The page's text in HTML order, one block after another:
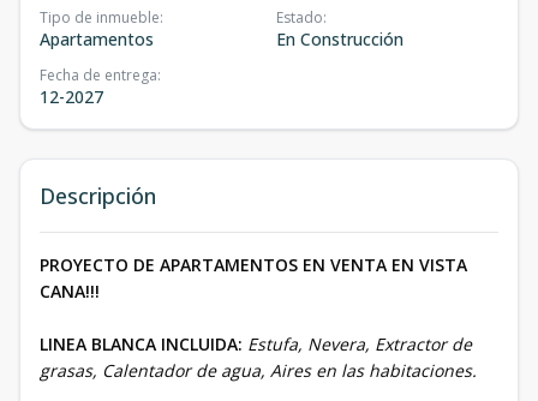
Tipo de inmueble:
Apartamentos
Estado:
En Construcción
Fecha de entrega:
12-2027
Descripción
PROYECTO DE APARTAMENTOS EN VENTA EN VISTA
CANA!!!
LINEA BLANCA INCLUIDA: Estufa, Nevera, Extractor de
grasas, Calentador de agua, Aires en las habitaciones.